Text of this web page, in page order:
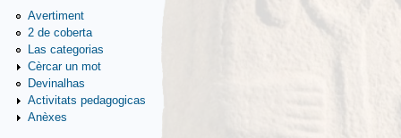
Avertiment
2 de coberta
Las categorias
Cèrcar un mot
Devinalhas
Activitats pedagogicas
Anèxes